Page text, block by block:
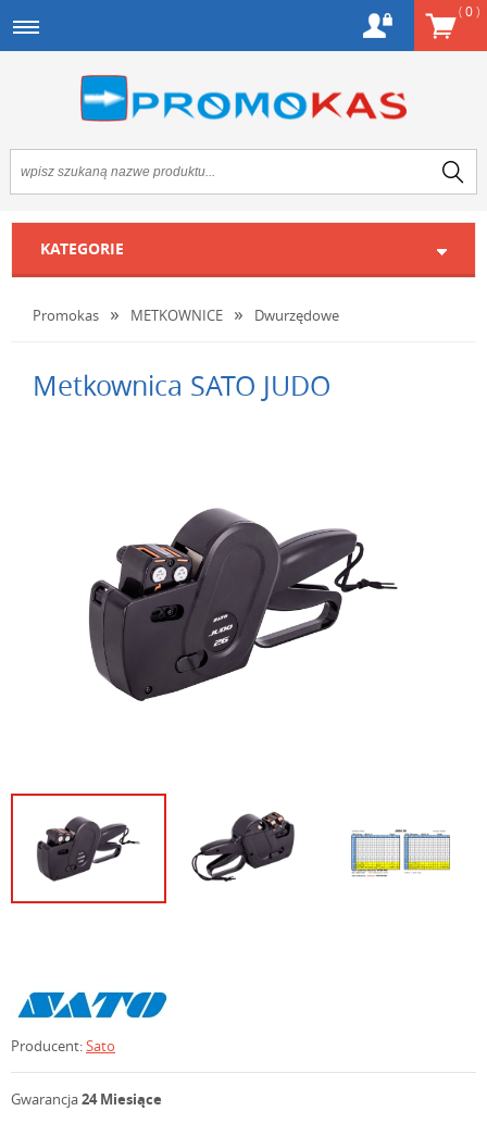
(0)
KATEGORIE
Promokas METKOWNICE Dwurzędowe
Metkownica SATO JUDO
Producent:Sato
Gwarancja24 Miesiące